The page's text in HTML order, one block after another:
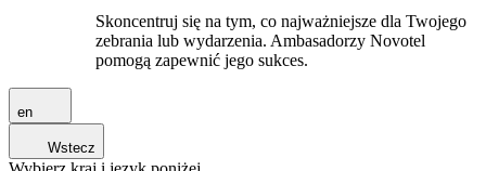
Skoncentruj się na tym, co najważniejsze dla Twojego
zebrania lub wydarzenia. Ambasadorzy Novotel
pomogą zapewnić jego sukces.
en
Wstecz